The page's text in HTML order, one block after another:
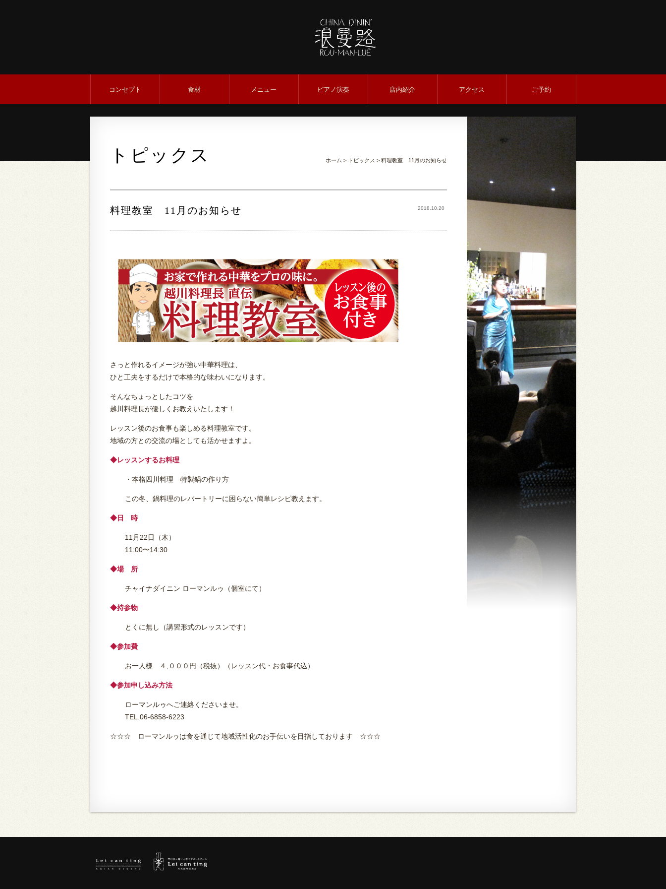
コンセプト 食材 メニュー ピアノ演奏 店内紹介 アクセス ご予約
トピックス ホーム > トピックス > 料理教室 11月のお知らせ
料理教室 11月のお知らせ 2018.10.20
さっと作れるイメージが強い中華料理は、
ひと工夫をするだけで本格的な味わいになります。
そんなちょっとしたコツを
越川料理長が優しくお教えいたします！
レッスン後のお食事も楽しめる料理教室です。
地域の方との交流の場としても活かせますよ。
◆レッスンするお料理
・本格四川料理 特製鍋の作り方
この冬、鍋料理のレパートリーに困らない簡単レシピ教えます。
◆日 時
11月22日（木）
11:00〜14:30
◆場 所
チャイナダイニン ローマンルゥ（個室にて）
◆持参物
とくに無し（講習形式のレッスンです）
◆参加費
お一人様 ４,０００円（税抜）（レッスン代・お食事代込）
◆参加申し込み方法
ローマンルゥへご連絡くださいませ。
TEL.06-6858-6223
☆☆☆ ローマンルゥは食を通じて地域活性化のお手伝いを目指しております ☆☆☆